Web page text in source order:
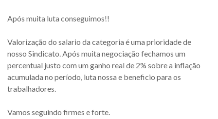
Após muita luta conseguimos!!
Valorização do salario da categoria é uma prioridade de
nosso Sindicato. Após muita negociação fechamos um
percentual justo com um ganho real de 2% sobre a inflação
acumulada no período, luta nossa e beneficio para os
trabalhadores.
Vamos seguindo firmes e forte.